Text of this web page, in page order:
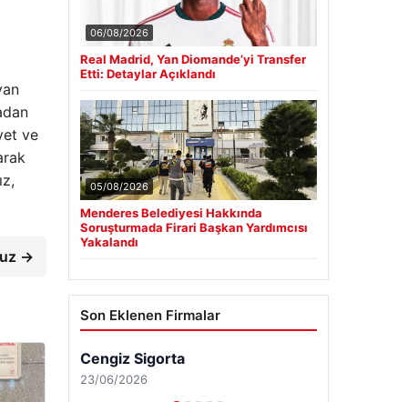
ve
→
06/08/2026
Real Madrid, Yan Diomande’yi Transfer
Etti: Detaylar Açıklandı
05/08/2026
Menderes Belediyesi Hakkında
Soruşturmada Firari Başkan Yardımcısı
Yakalandı
Son Eklenen Firmalar
Cengiz Sigorta
23/06/2026